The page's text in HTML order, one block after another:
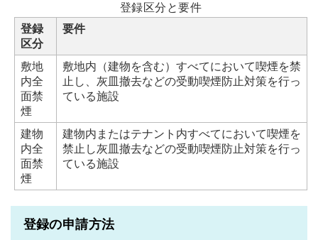
登録区分と要件
登録
区分
要件
敷地
内全
面禁
煙
敷地内（建物を含む）すべてにおいて喫煙を禁
止し、灰皿撤去などの受動喫煙防止対策を行っ
ている施設
建物
内全
面禁
煙
建物内またはテナント内すべてにおいて喫煙を
禁止し灰皿撤去などの受動喫煙防止対策を行っ
ている施設
登録の申請方法